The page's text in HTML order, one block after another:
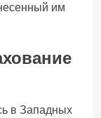
им
в Западных